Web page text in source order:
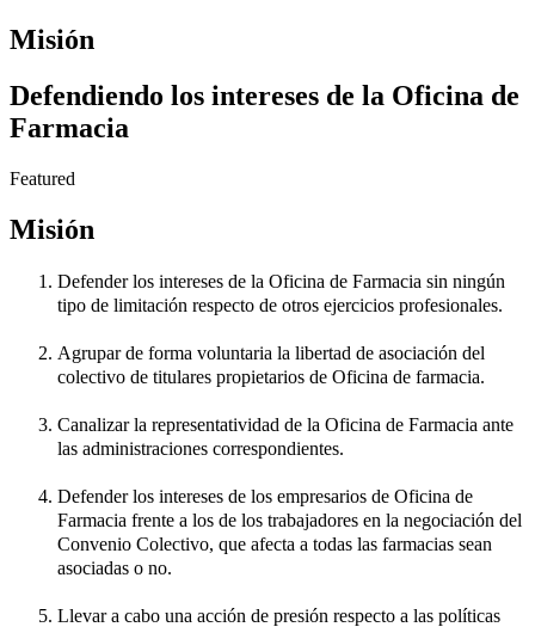
Misión
Defendiendo los intereses de la Oficina de
Farmacia
Featured
Misión
Defender los intereses de la Oficina de Farmacia sin ningún
tipo de limitación respecto de otros ejercicios profesionales.
Agrupar de forma voluntaria la libertad de asociación del
colectivo de titulares propietarios de Oficina de farmacia.
Canalizar la representatividad de la Oficina de Farmacia ante
las administraciones correspondientes.
Defender los intereses de los empresarios de Oficina de
Farmacia frente a los de los trabajadores en la negociación del
Convenio Colectivo, que afecta a todas las farmacias sean
asociadas o no.
Llevar a cabo una acción de presión respecto a las políticas